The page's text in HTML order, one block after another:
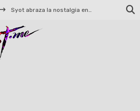
Syot abraza la nostalgia en «Blame», el primer adelanto de su EP debut